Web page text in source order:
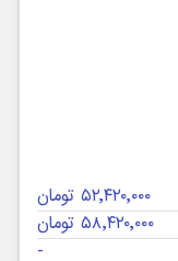
۵۲٬۴۲۰٬۰۰۰ تومان
۵۸٬۴۲۰٬۰۰۰ تومان
-